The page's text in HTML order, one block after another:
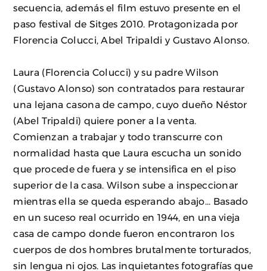
secuencia, además el film estuvo presente en el
paso festival de Sitges 2010. Protagonizada por
Florencia Colucci, Abel Tripaldi y Gustavo Alonso.
Laura (Florencia Colucci) y su padre Wilson
(Gustavo Alonso) son contratados para restaurar
una lejana casona de campo, cuyo dueño Néstor
(Abel Tripaldi) quiere poner a la venta.
Comienzan a trabajar y todo transcurre con
normalidad hasta que Laura escucha un sonido
que procede de fuera y se intensifica en el piso
superior de la casa. Wilson sube a inspeccionar
mientras ella se queda esperando abajo... Basado
en un suceso real ocurrido en 1944, en una vieja
casa de campo donde fueron encontraron los
cuerpos de dos hombres brutalmente torturados,
sin lengua ni ojos. Las inquietantes fotografías que